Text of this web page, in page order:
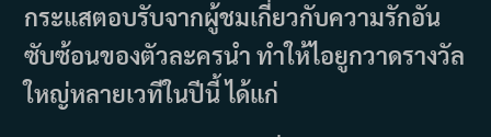
กระแสตอบรับจากผู้ชมเกี่ยวกับความรักอัน
ซับซ้อนของตัวละครนำ ทำให้ไอยูกวาดรางวัล
ใหญ่หลายเวทีในปีนี้ ได้แก่